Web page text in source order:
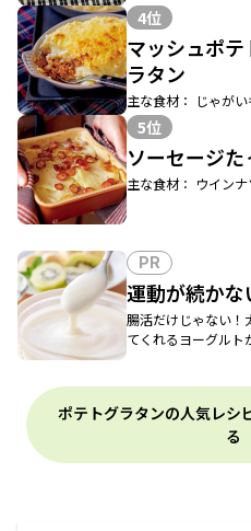
4位
マッシュポ
ラタン
主な食材： じゃが
5位
ソーセージ
主な食材： ウイン
PR
運動が続か
腸活だけじゃない！
てくれるヨーグルト
ポテトグラタンの人気レシ
る